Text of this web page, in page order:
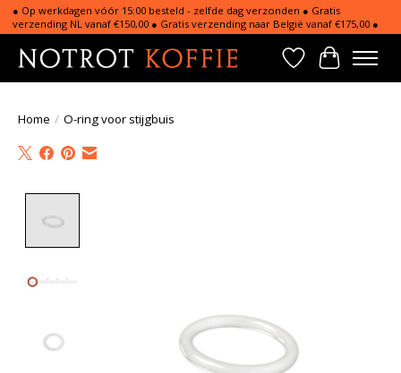
● Op werkdagen vóór 15:00 besteld - zelfde dag verzonden ● Gratis
verzending NL vanaf €150,00 ● Gratis verzending naar België vanaf €175,00 ●
Verlanglijst
Home / O-ring voor stijgbuis